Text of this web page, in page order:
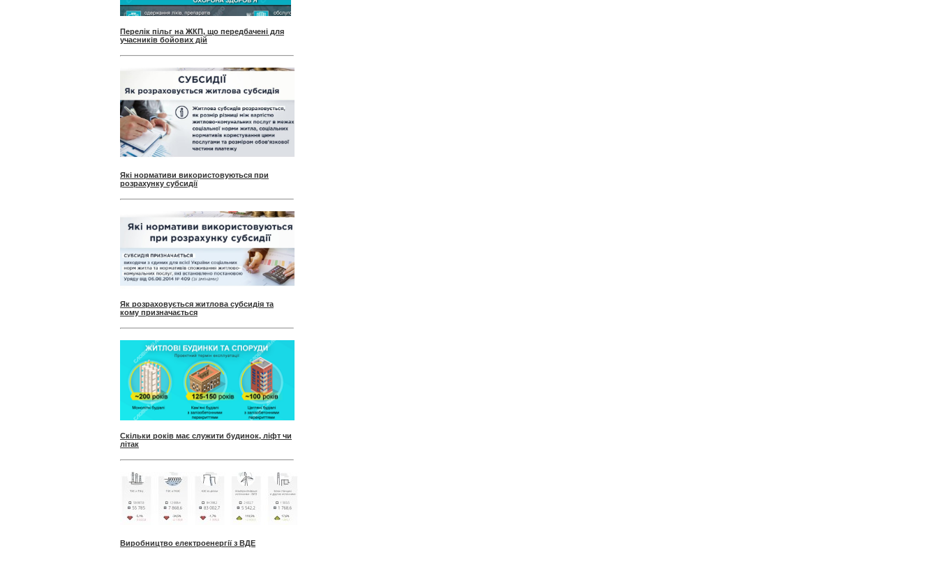
Перелік пільг на ЖКП, що передбачені для
учасників бойових дій
Які нормативи використовуються при
розрахунку субсидії
Як розраховується житлова субсидія та
кому призначається
Скільки років має служити будинок, ліфт чи
літак
Виробництво електроенергії з ВДЕ